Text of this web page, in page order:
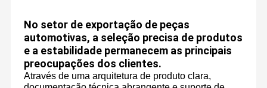
No setor de exportação de peças
automotivas, a seleção precisa de produtos
e a estabilidade permanecem as principais
preocupações dos clientes.
Através de uma arquitetura de produto clara,